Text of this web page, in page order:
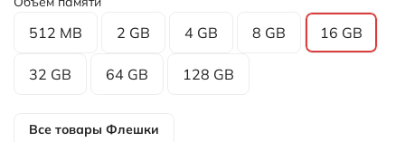
512 MB 2 GB 4 GB 8 GB 16 GB
32 GB 64 GB 128 GB
Все товары Флешки